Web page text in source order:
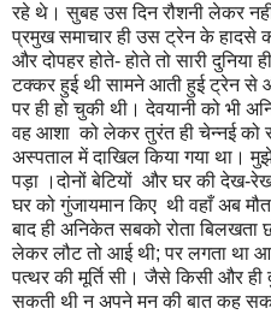
रहे थे। सुबह उस दिन रौशनी लेकर
प्रमुख समाचार ही उस ट्रेन के हादसे
और दोपहर होते- होते तो सारी
टक्कर हुई थी सामने आती हुई ट्रेन से
पर ही हो चुकी थी। देवयानी को भी
वह आशा को लेकर तुरंत ही चेन्नई को
अस्पताल में दाखिल किया गया था।
पड़ा ।दोनों बेटियों और घर की देख-
घर को गुंजायमान किए थी वहाँ अब
बाद ही अनिकेत सबको रोता
लेकर लौट तो आई थी; पर लगता था
पत्थर की मूर्ति सी। जैसे किसी और ही
सकती थी न अपने मन की बात कह